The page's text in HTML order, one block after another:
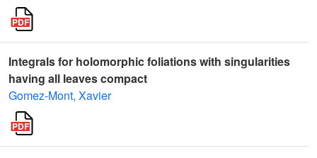
Integrals for holomorphic foliations with singularities
having all leaves compact
Gomez-Mont, Xavier